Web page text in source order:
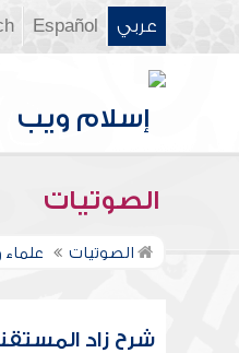
عربي Español
الصوتيات
الصوتيات
شرح زاد